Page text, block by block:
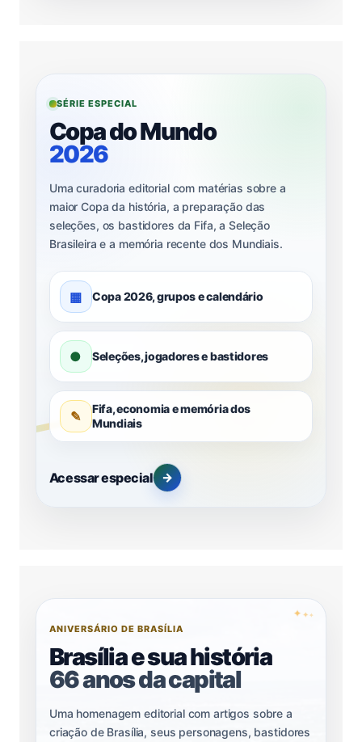
SÉRIE ESPECIAL
Copa do Mundo
2026
Uma curadoria editorial com matérias sobre a
maior Copa da história, a preparação das
seleções, os bastidores da Fifa, a Seleção
Brasileira e a memória recente dos Mundiais.
▦ Copa 2026, grupos e calendário
● Seleções, jogadores e bastidores
✎
Fifa, economia e memória dos
Mundiais
Acessar especial →
✦ ✦✦
ANIVERSÁRIO DE BRASÍLIA
Brasília e sua história
66 anos da capital
Uma homenagem editorial com artigos sobre a
criação de Brasília, seus personagens, bastidores